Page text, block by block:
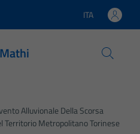
Lingua attiva:
ITA
Alluvionale Della Scorsa
Territorio Metropolitano Torinese